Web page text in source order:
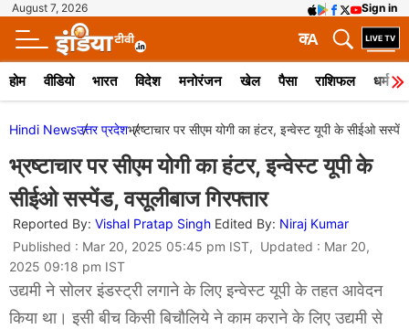
August 7, 2026 Sign in
A
क
होम वीडियो भारत विदेश मनोरंजन खेल पैसा राशिफल धर्म
Hindi Newsउत्तर प्रदेशभ्रष्टाचार पर सीएम योगी का हंटर, इन्वेस्ट यूपी के सीईओ
भ्रष्टाचार पर सीएम योगी का हंटर, इन्वेस्ट यूपी के
सीईओ सस्पेंड, वसूलीबाज गिरफ्तार
Reported By: Vishal Pratap Singh Edited By: Niraj Kumar
Published : Mar 20, 2025 05:45 pm IST, Updated : Mar 20,
2025 09:18 pm IST
उद्यमी ने सोलर इंडस्ट्री लगाने के लिए इन्वेस्ट यूपी के तहत आवेदन
किया था। इसी बीच किसी बिचौलिये ने काम कराने के लिए उद्यमी से